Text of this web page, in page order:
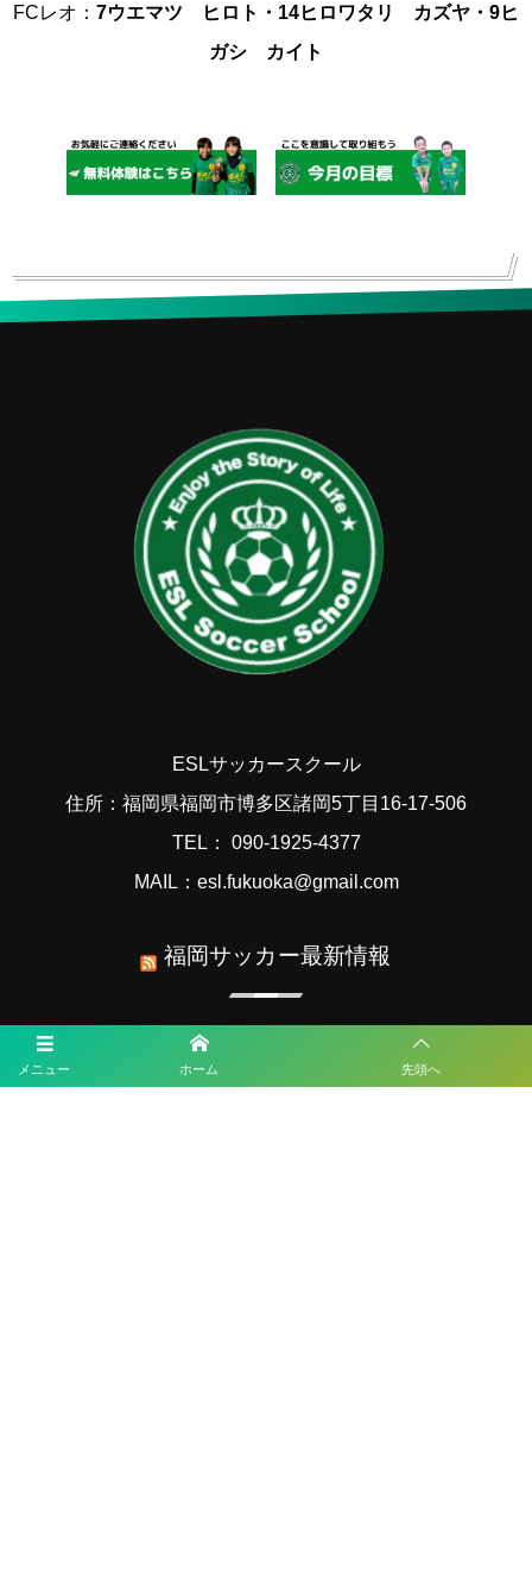
FCレオ： 7ウエマツ ヒロト・14ヒロワタリ カズヤ・9ヒ
ガシ カイト
メニュー ホーム 先頭へ
ESLサッカースクール
住所：福岡県福岡市博多区諸岡5丁目16-17-506
TEL： 090-1925-4377
MAIL：esl.fukuoka@gmail.com
福岡サッカー最新情報
速報！2026年度 第57回九州中学校サッカー競技大会（大分県開催） 1回